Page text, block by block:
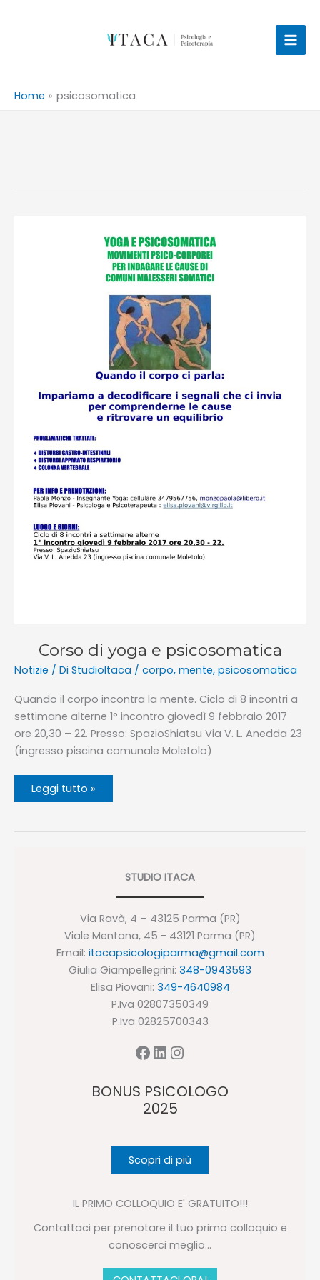
Home psicosomatica
Corso di yoga e psicosomatica
Notizie / Di StudioItaca / corpo, mente, psicosomatica
Quando il corpo incontra la mente. Ciclo di 8 incontri a
settimane alterne 1° incontro giovedì 9 febbraio 2017
ore 20,30 – 22. Presso: SpazioShiatsu Via V. L. Anedda 23
(ingresso piscina comunale Moletolo)
Corso
Leggi tutto »
STUDIO ITACA
Via Ravà, 4 – 43125 Parma (PR)
Viale Mentana, 45 - 43121 Parma (PR)
Email: itacapsicologiparma@gmail.com
Giulia Giampellegrini: 348-0943593
Elisa Piovani: 349-4640984
P.Iva 02807350349
P.Iva 02825700343
Facebook
LinkedIn
Instagram
BONUS PSICOLOGO
2025
Scopri di più
IL PRIMO COLLOQUIO E' GRATUITO!!!
Contattaci per prenotare il tuo primo colloquio e
conoscerci meglio...